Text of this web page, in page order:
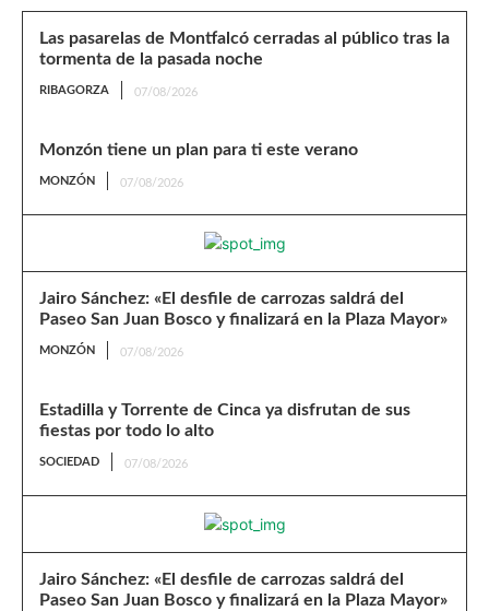
Las pasarelas de Montfalcó cerradas al público tras la
tormenta de la pasada noche
RIBAGORZA 07/08/2026
Monzón tiene un plan para ti este verano
MONZÓN 07/08/2026
Jairo Sánchez: «El desfile de carrozas saldrá del
Paseo San Juan Bosco y finalizará en la Plaza Mayor»
MONZÓN 07/08/2026
Estadilla y Torrente de Cinca ya disfrutan de sus
fiestas por todo lo alto
SOCIEDAD 07/08/2026
Jairo Sánchez: «El desfile de carrozas saldrá del
Paseo San Juan Bosco y finalizará en la Plaza Mayor»